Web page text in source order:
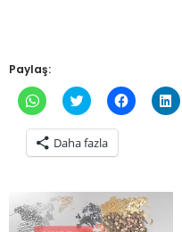
Paylaş:
WhatsApp'ta
paylaşmak
tıklayın
(Yeni
pencerede
Twitter
üzerinde
için
tıklayın
(Yeni
paylaşmak
Daha fazla